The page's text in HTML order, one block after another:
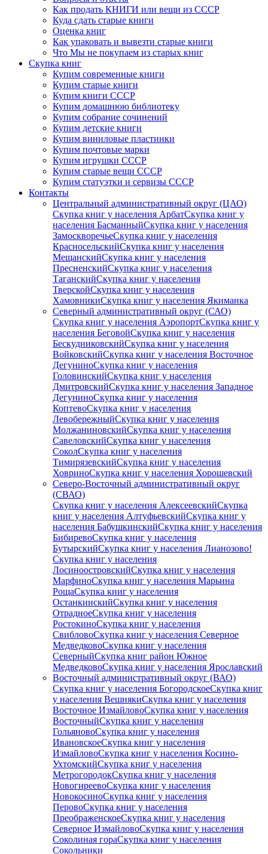
Как продать КНИГИ или вещи из СССР
Куда сдать старые книги
Оценка книг
Как упаковать и вывезти старые книги
Что Мы не покупаем из старых книг
Скупка книг
Купим современные книги
Купим старые книги
Купим книги СССР
Купим домашнюю библиотеку
Купим собрание сочинений
Купим детские книги
Купим виниловые пластинки
Купим почтовые марки
Купим игрушки СССР
Купим старые вещи СССР
Купим статуэтки и сервизы СССР
Контакты
Центральный административный округ (ЦАО)
Скупка книг у населения АрбатСкупка книг у
населения БасманныйСкупка книг у населения
ЗамоскворечьеСкупка книг у населения
КрасносельскийСкупка книг у населения
МещанскийСкупка книг у населения
ПресненскийСкупка книг у населения
ТаганскийСкупка книг у населения
ТверскойСкупка книг у населения
ХамовникиСкупка книг у населения Якиманка
Северный административный округ (САО)
Скупка книг у населения АэропортСкупка книг у
населения БеговойСкупка книг у населения
БескудниковскийСкупка книг у населения
ВойковскийСкупка книг у населения Восточное
ДегуниноСкупка книг у населения
ГоловинскийСкупка книг у населения
ДмитровскийСкупка книг у населения Западное
ДегуниноСкупка книг у населения
КоптевоСкупка книг у населения
ЛевобережныйСкупка книг у населения
МолжаниновскийСкупка книг у населения
СавеловскийСкупка книг у населения
СоколСкупка книг у населения
ТимирязевскийСкупка книг у населения
ХовриноСкупка книг у населения Хорошевский
Северо-Восточный административный округ
(СВАО)
Скупка книг у населения АлексеевскийСкупка
книг у населения АлтуфьевскийСкупка книг у
населения БабушкинскийСкупка книг у населения
БибиревоСкупка книг у населения
БутырскийСкупка книг у населения Лианозово!
Скупка книг у населения
ЛосиноостровскийСкупка книг у населения
МарфиноСкупка книг у населения Марьина
РощаСкупка книг у населения
ОстанкинскийСкупка книг у населения
ОтрадноеСкупка книг у населения
РостокиноСкупка книг у населения
СвибловоСкупка книг у населения Северное
МедведковоСкупка книг у населения
СеверныйСкупка книг район Южное
МедведковоСкупка книг у населения Ярославский
Восточный административный округ (ВАО)
Скупка книг у населения БогородскоеСкупка книг
у населения ВешнякиСкупка книг у населения
Восточное ИзмайловоСкупка книг у населения
ВосточныйСкупка книг у населения
ГольяновоСкупка книг у населения
ИвановскоеСкупка книг у населения
ИзмайловоСкупка книг у населения Косино-
УхтомскийСкупка книг у населения
МетрогородокСкупка книг у населения
НовогиреевоСкупка книг у населения
НовокосиноСкупка книг у населения
ПеровоСкупка книг у населения
ПреображенскоеСкупка книг у населения
Северное ИзмайловоСкупка книг у населения
Соколиная гораСкупка книг у населения
Сокольники